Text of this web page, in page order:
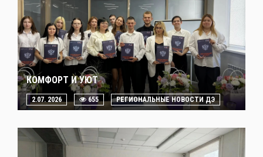
КОМФОРТ И УЮТ
2.07. 2026 655 РЕГИОНАЛЬНЫЕ НОВОСТИ ДЭ